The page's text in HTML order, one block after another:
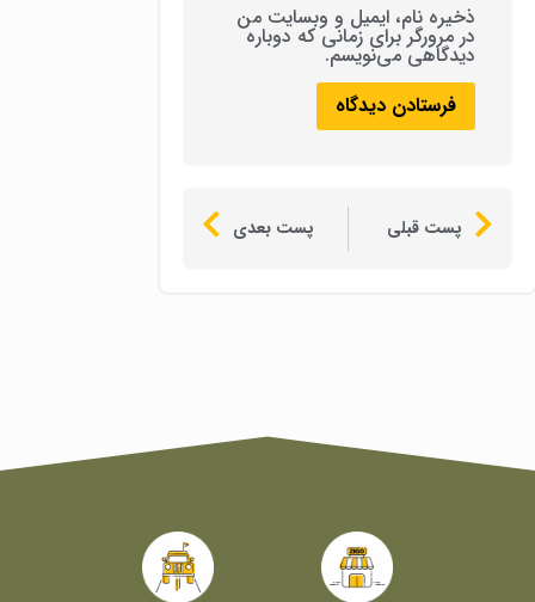
ذخیره نام، ایمیل و وبسایت من
در مرورگر برای زمانی که دوباره
دیدگاهی می‌نویسم.
پست قبلی پست بعدی